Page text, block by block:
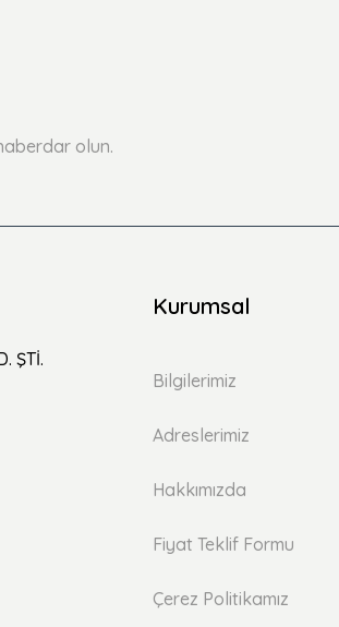
olun.
ŞTİ.
Kurumsal
Bilgilerimiz
Adreslerimiz
Hakkımızda
Fiyat Teklif Formu
Çerez Politikamız